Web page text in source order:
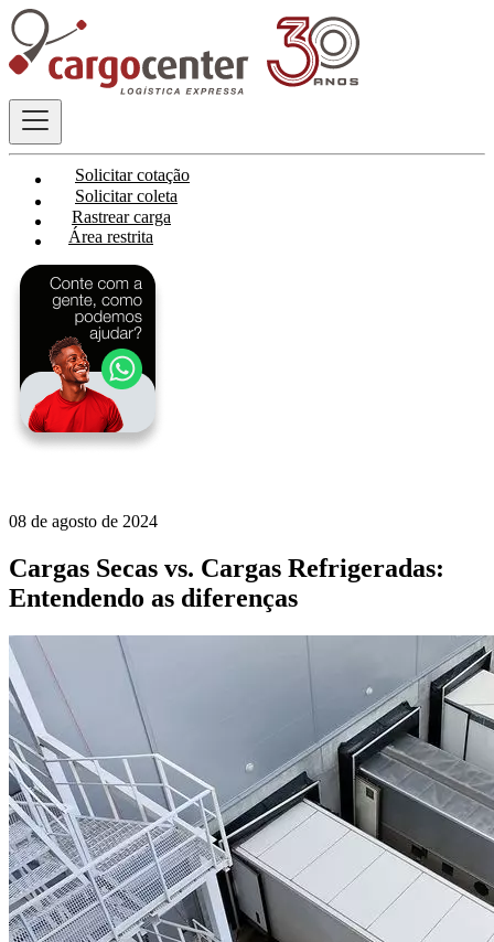
Solicitar cotação
Solicitar coleta
Rastrear carga
Área restrita
08 de agosto de 2024
Cargas Secas vs. Cargas Refrigeradas:
Entendendo as diferenças